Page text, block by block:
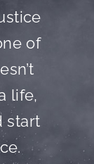
of
life,
start